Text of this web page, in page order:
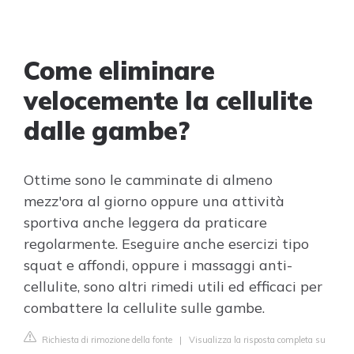
Come eliminare
velocemente la cellulite
dalle gambe?
Ottime sono le camminate di almeno
mezz'ora al giorno oppure una attività
sportiva anche leggera da praticare
regolarmente. Eseguire anche esercizi tipo
squat e affondi, oppure i massaggi anti-
cellulite, sono altri rimedi utili ed efficaci per
combattere la cellulite sulle gambe.
Richiesta di rimozione della fonte | Visualizza la risposta completa su